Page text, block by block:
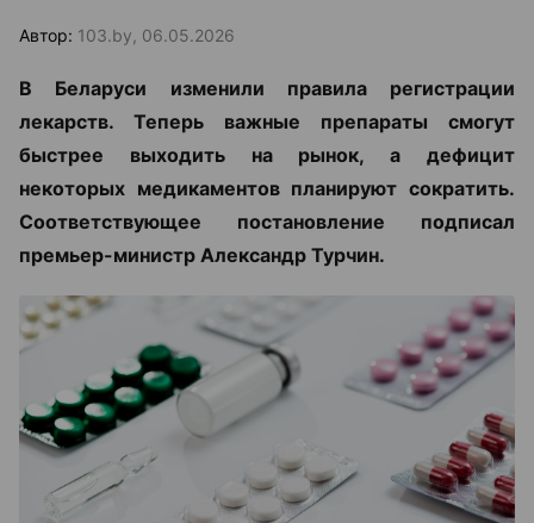
Автор: 103.by, 06.05.2026
В Беларуси изменили правила регистрации
лекарств. Теперь важные препараты смогут
быстрее выходить на рынок, а дефицит
некоторых медикаментов планируют сократить.
Соответствующее постановление подписал
премьер-министр Александр Турчин.